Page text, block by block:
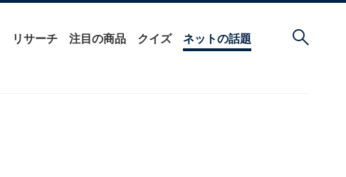
リサーチ 注目の商品 クイズ ネットの話題